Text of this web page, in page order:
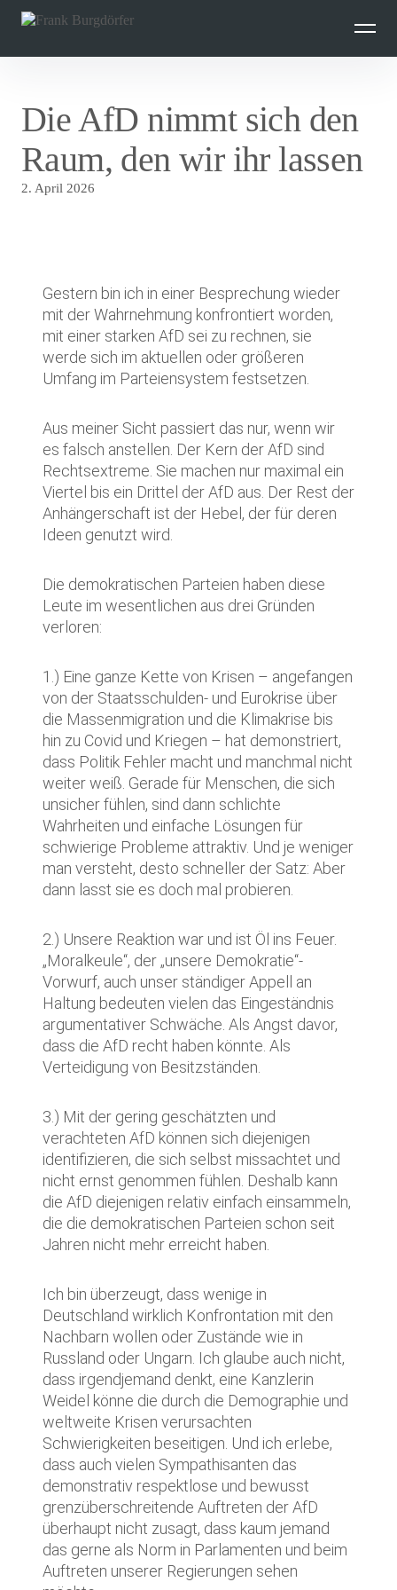
überspringen
Die AfD nimmt sich den
Raum, den wir ihr lassen
2. April 2026
Gestern bin ich in einer Besprechung wieder
mit der Wahrnehmung konfrontiert worden,
mit einer starken AfD sei zu rechnen, sie
werde sich im aktuellen oder größeren
Umfang im Parteiensystem festsetzen.
Aus meiner Sicht passiert das nur, wenn wir
es falsch anstellen. Der Kern der AfD sind
Rechtsextreme. Sie machen nur maximal ein
Viertel bis ein Drittel der AfD aus. Der Rest der
Anhängerschaft ist der Hebel, der für deren
Ideen genutzt wird.
Die demokratischen Parteien haben diese
Leute im wesentlichen aus drei Gründen
verloren:
1.) Eine ganze Kette von Krisen – angefangen
von der Staatsschulden- und Eurokrise über
die Massenmigration und die Klimakrise bis
hin zu Covid und Kriegen – hat demonstriert,
dass Politik Fehler macht und manchmal nicht
weiter weiß. Gerade für Menschen, die sich
unsicher fühlen, sind dann schlichte
Wahrheiten und einfache Lösungen für
schwierige Probleme attraktiv. Und je weniger
man versteht, desto schneller der Satz: Aber
dann lasst sie es doch mal probieren.
2.) Unsere Reaktion war und ist Öl ins Feuer.
„Moralkeule“, der „unsere Demokratie“-
Vorwurf, auch unser ständiger Appell an
Haltung bedeuten vielen das Eingeständnis
argumentativer Schwäche. Als Angst davor,
dass die AfD recht haben könnte. Als
Verteidigung von Besitzständen.
3.) Mit der gering geschätzten und
verachteten AfD können sich diejenigen
identifizieren, die sich selbst missachtet und
nicht ernst genommen fühlen. Deshalb kann
die AfD diejenigen relativ einfach einsammeln,
die die demokratischen Parteien schon seit
Jahren nicht mehr erreicht haben.
Ich bin überzeugt, dass wenige in
Deutschland wirklich Konfrontation mit den
Nachbarn wollen oder Zustände wie in
Russland oder Ungarn. Ich glaube auch nicht,
dass irgendjemand denkt, eine Kanzlerin
Weidel könne die durch die Demographie und
weltweite Krisen verursachten
Schwierigkeiten beseitigen. Und ich erlebe,
dass auch vielen Sympathisanten das
demonstrativ respektlose und bewusst
grenzüberschreitende Auftreten der AfD
überhaupt nicht zusagt, dass kaum jemand
das gerne als Norm in Parlamenten und beim
Auftreten unserer Regierungen sehen